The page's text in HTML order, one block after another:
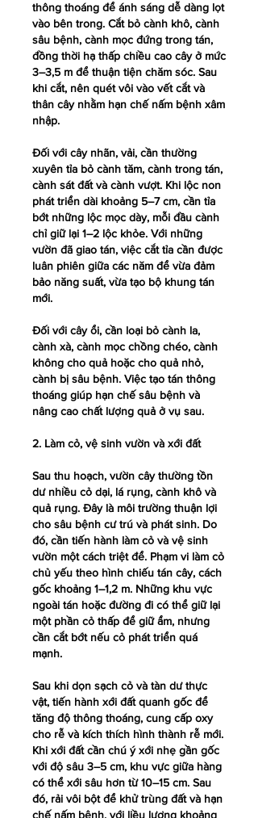
thông thoáng để ánh sáng dễ dàng lọt
vào bên trong. Cắt bỏ cành khô, cành
sâu bệnh, cành mọc đứng trong tán,
đồng thời hạ thấp chiều cao cây ở mức
3–3,5 m để thuận tiện chăm sóc. Sau
khi cắt, nên quét vôi vào vết cắt và
thân cây nhằm hạn chế nấm bệnh xâm
nhập.
Đối với cây nhãn, vải, cần thường
xuyên tỉa bỏ cành tăm, cành trong tán,
cành sát đất và cành vượt. Khi lộc non
phát triển dài khoảng 5–7 cm, cần tỉa
bớt những lộc mọc dày, mỗi đầu cành
chỉ giữ lại 1–2 lộc khỏe. Với những
vườn đã giao tán, việc cắt tỉa cần được
luân phiên giữa các năm để vừa đảm
bảo năng suất, vừa tạo bộ khung tán
mới.
Đối với cây ổi, cần loại bỏ cành la,
cành xà, cành mọc chồng chéo, cành
không cho quả hoặc cho quả nhỏ,
cành bị sâu bệnh. Việc tạo tán thông
thoáng giúp hạn chế sâu bệnh và
nâng cao chất lượng quả ở vụ sau.
2. Làm cỏ, vệ sinh vườn và xới đất
Sau thu hoạch, vườn cây thường tồn
dư nhiều cỏ dại, lá rụng, cành khô và
quả rụng. Đây là môi trường thuận lợi
cho sâu bệnh cư trú và phát sinh. Do
đó, cần tiến hành làm cỏ và vệ sinh
vườn một cách triệt để. Phạm vi làm cỏ
chủ yếu theo hình chiếu tán cây, cách
gốc khoảng 1–1,2 m. Những khu vực
ngoài tán hoặc đường đi có thể giữ lại
một phần cỏ thấp để giữ ẩm, nhưng
cần cắt bớt nếu cỏ phát triển quá
mạnh.
Sau khi dọn sạch cỏ và tàn dư thực
vật, tiến hành xới đất quanh gốc để
tăng độ thông thoáng, cung cấp oxy
cho rễ và kích thích hình thành rễ mới.
Khi xới đất cần chú ý xới nhẹ gần gốc
với độ sâu 3–5 cm, khu vực giữa hàng
có thể xới sâu hơn từ 10–15 cm. Sau
đó, rải vôi bột để khử trùng đất và hạn
chế nấm bệnh, với liều lượng khoảng